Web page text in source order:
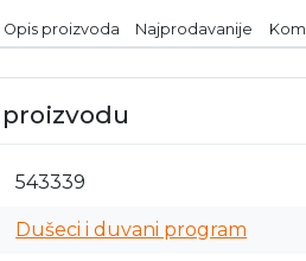
Opis proizvoda Najprodavanije
543339
Dušeci i duvani program